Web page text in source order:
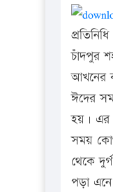
প্রতিনিধি
চাঁদপুর
আখনের
ঈদের
হয়। এর
সময়
থেকে
পড়া